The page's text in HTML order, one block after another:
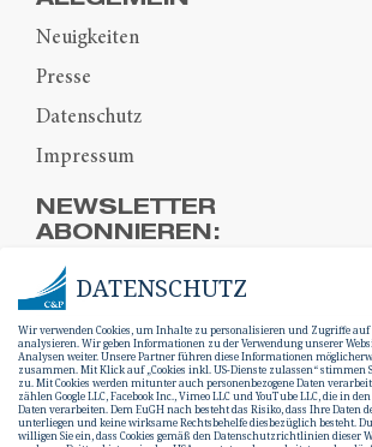
Neuigkeiten
Presse
Datenschutz
Impressum
NEWSLETTER
ABONNIEREN:
DATENSCHUTZ
Wir verwenden Cookies, um Inhalte zu personalisieren und Zugriffe auf
analysieren. Wir geben Informationen zu der Verwendung unserer
Analysen weiter. Unsere Partner führen diese Informationen
zusammen. Mit Klick auf „Cookies inkl. US-Dienste zulassen“ stimmen
zu. Mit Cookies werden mitunter auch personenbezogene Daten
zählen Google LLC, Facebook Inc., Vimeo LLC und YouTube LLC, die in
Daten verarbeiten. Dem EuGH nach besteht das Risiko, dass Ihre Daten
unterliegen und keine wirksame Rechtsbehelfe diesbezüglich besteht.
willigen Sie ein, dass Cookies gemäß den Datenschutzrichtlinien dieser